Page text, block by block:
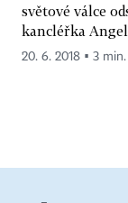
světové válce
kancléřka
20. 6. 2018 ▪ 3